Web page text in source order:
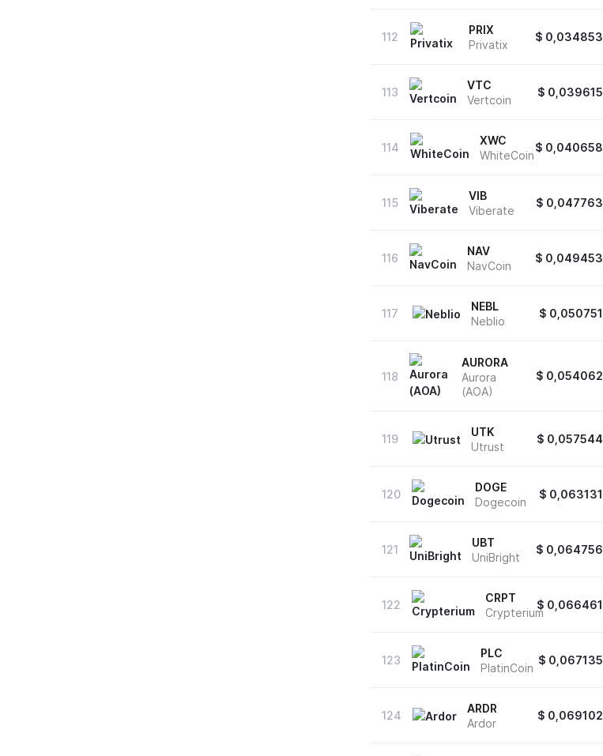
112
PRIX
Privatix
$ 0,034853
113
VTC
Vertcoin
$ 0,039615
114
XWC
WhiteCoin
$ 0,040658
115
VIB
Viberate
$ 0,047763
116
NAV
NavCoin
$ 0,049453
117
NEBL
Neblio
$ 0,050751
118
AURORA
Aurora
(AOA)
$ 0,054062
119
UTK
Utrust
$ 0,057544
120
DOGE
Dogecoin
$ 0,063131
121
UBT
UniBright
$ 0,064756
122
CRPT
Crypterium
$ 0,066461
123
PLC
PlatinCoin
$ 0,067135
124
ARDR
Ardor
$ 0,069102